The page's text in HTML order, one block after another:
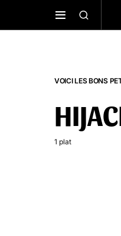
VOICI LES BONS
1 plat